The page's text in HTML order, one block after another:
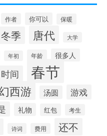
作者 你可以 保暖
冬季 唐代 大学
年初 年龄 很多人
时间 春节
西游 汤圆 游戏
礼物 红包 考生
诗词 费用 还不